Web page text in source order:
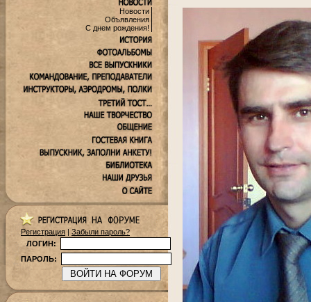
Новости
Объявления
С днем рождения!
Регистрация | Забыли пароль?
ЛОГИН:
ПАРОЛЬ: